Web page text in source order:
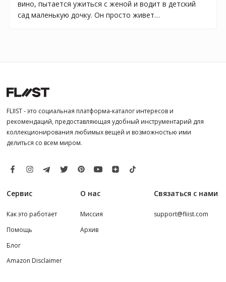
вино, пытается ужиться с женой и водит в детский
сад маленькую дочку. Он просто живет…
FLIIST - это социальная платформа-каталог интересов и
рекомендаций, предоставляющая удобный инструментарий для
коллекционирования любимых вещей и возможностью ими
делиться со всем миром.
Сервис
Как это работает
Помощь
Блог
Amazon Disclaimer
О нас
Миссия
Архив
Связаться с нами
support@fliist.com